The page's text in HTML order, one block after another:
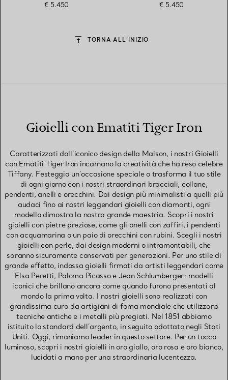
€ 5.450 € 5.450
TORNA ALL’INIZIO
Gioielli con Ematiti Tiger Iron
Caratterizzati dall’iconico design della Maison, i nostri Gioielli
con Ematiti Tiger Iron incarnano la creatività che ha reso celebre
Tiffany. Festeggia un’occasione speciale o trasforma il tuo stile
di ogni giorno con i nostri straordinari bracciali, collane,
pendenti, anelli e orecchini. Dai design più minimalisti a quelli più
audaci fino ai nostri leggendari gioielli con diamanti, ogni
modello dimostra la nostra grande maestria. Scopri i nostri
gioielli con pietre preziose, come gli anelli con zaffiri, i pendenti
con acquamarina o un paio di orecchini con rubini. Scegli i nostri
gioielli con perle, dai design moderni o intramontabili, che
saranno sicuramente conservati per generazioni. Per uno stile di
grande effetto, indossa gioielli firmati da artisti leggendari come
Elsa Peretti, Paloma Picasso e Jean Schlumberger: modelli
iconici che brillano ancora come quando furono presentati al
mondo la prima volta. I nostri gioielli sono realizzati con
grandissima cura da artigiani di fama mondiale che utilizzano
tecniche antiche e i metalli più pregiati. Nel 1851 abbiamo
istituito lo standard dell’argento, in seguito adottato negli Stati
Uniti. Oggi, rimaniamo leader in questo settore. Per un tocco
luminoso, scopri i nostri gioielli in oro giallo, oro rosa e oro bianco,
lucidati a mano per una straordinaria lucentezza.